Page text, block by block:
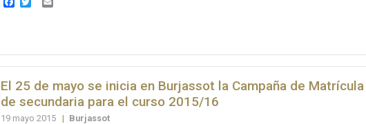
El 25 de mayo se inicia en Burjassot la Campaña de Matrícula
de secundaria para el curso 2015/16
19 mayo 2015 | Burjassot